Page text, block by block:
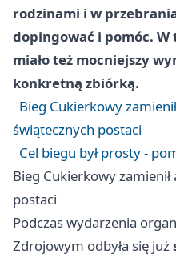
rodzinami i w
dopingować i pomóc.
miało też mocniejszy
konkretną zbiórką.
Bieg Cukierkowy
świątecznych postaci
Cel biegu był prosty -
Bieg Cukierkowy
postaci
Podczas wydarzenia
Zdrojowym odbyła się już